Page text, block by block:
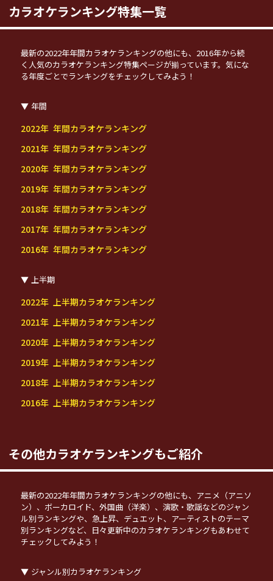
カラオケランキング特集一覧
最新の2022年年間カラオケランキングの他にも、2016年から続
く人気のカラオケランキング特集ページが揃っています。気にな
る年度ごとでランキングをチェックしてみよう！
年間
2022年 年間カラオケランキング
2021年 年間カラオケランキング
2020年 年間カラオケランキング
2019年 年間カラオケランキング
2018年 年間カラオケランキング
2017年 年間カラオケランキング
2016年 年間カラオケランキング
上半期
2022年 上半期カラオケランキング
2021年 上半期カラオケランキング
2020年 上半期カラオケランキング
2019年 上半期カラオケランキング
2018年 上半期カラオケランキング
2016年 上半期カラオケランキング
その他カラオケランキングもご紹介
最新の2022年年間カラオケランキングの他にも、アニメ（アニソ
ン）、ボーカロイド、外国曲（洋楽）、演歌・歌謡などのジャン
ル別ランキングや、急上昇、デュエット、アーティストのテーマ
別ランキングなど、日々更新中のカラオケランキングもあわせて
チェックしてみよう！
ジャンル別カラオケランキング